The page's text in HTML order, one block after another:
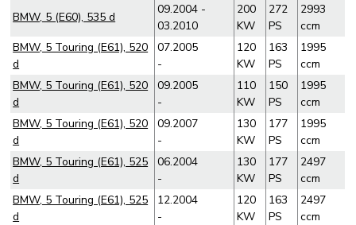
BMW, 5 (E60), 535 d
09.2004 -
03.2010
200
KW
272
PS
2993
ccm
BMW, 5 Touring (E61), 520
d
07.2005
-
120
KW
163
PS
1995
ccm
BMW, 5 Touring (E61), 520
d
09.2005
-
110
KW
150
PS
1995
ccm
BMW, 5 Touring (E61), 520
d
09.2007
-
130
KW
177
PS
1995
ccm
BMW, 5 Touring (E61), 525
d
06.2004
-
130
KW
177
PS
2497
ccm
BMW, 5 Touring (E61), 525
d
12.2004
-
120
KW
163
PS
2497
ccm